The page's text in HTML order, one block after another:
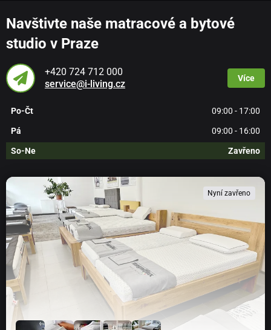
Navštivte naše matracové a bytové
studio v Praze
+420 724 712 000
service@i-living.cz
Více
Po-Čt 09:00 - 17:00
Pá 09:00 - 16:00
So-Ne Zavřeno
Nyní zavřeno